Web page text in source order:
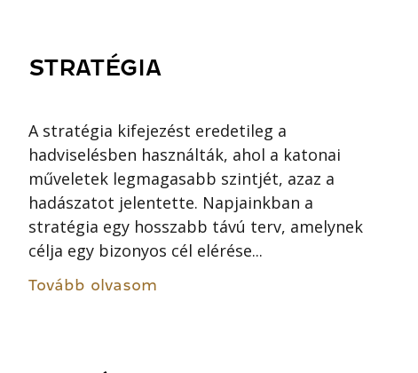
STRATÉGIA
A stratégia kifejezést eredetileg a
hadviselésben használták, ahol a katonai
műveletek legmagasabb szintjét, azaz a
hadászatot jelentette. Napjainkban a
stratégia egy hosszabb távú terv, amelynek
célja egy bizonyos cél elérése...
Tovább olvasom